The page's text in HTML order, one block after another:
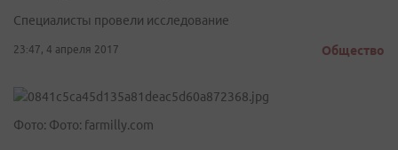
Специалисты провели исследование
23:47, 4 апреля 2017 Общество
Фото: Фото: farmilly.com